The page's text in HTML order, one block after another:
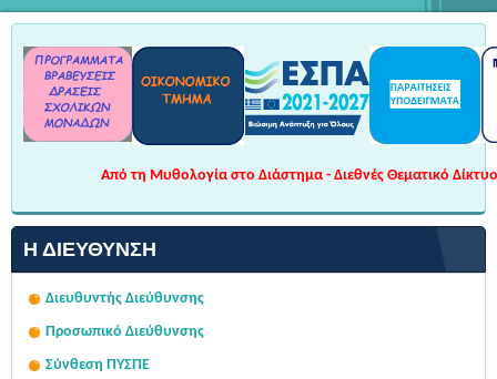
Από τη Μυθολογία στο Διάστημα - Διεθνές Θεματικό
Η ΔΙΕΎΘΥΝΣΗ
Διευθυντής Διεύθυνσης
Προσωπικό Διεύθυνσης
Σύνθεση ΠΥΣΠΕ